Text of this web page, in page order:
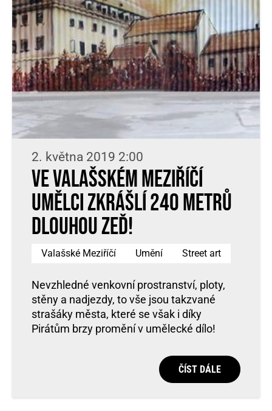
2. května 2019 2:00
Ve Valašském Meziříčí
umělci zkrášlí 240 metrů
dlouhou zeď!
Valašské Meziříčí Umění Street art
Nevzhledné venkovní prostranství, ploty,
stěny a nadjezdy, to vše jsou takzvané
strašáky města, které se však i díky
Pirátům brzy promění v umělecké dílo!
ČÍST DÁLE